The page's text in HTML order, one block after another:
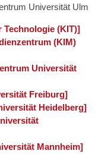
Universität Ulm
(KIT)]
(KIM)
Universität
Freiburg]
Heidelberg]
Mannheim]